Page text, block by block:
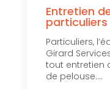
Entretien
particuliers
Particuliers,
Girard
tout entretien
de pelouse....